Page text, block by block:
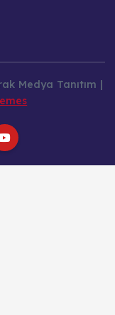
Medya Tanıtım |